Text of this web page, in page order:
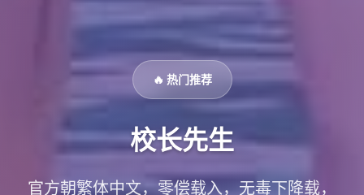
🔥 热门推荐
校长先生
官方朝繁体中文，零偿载入，无毒下降载，